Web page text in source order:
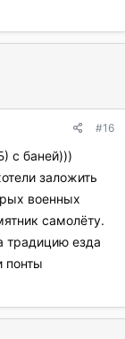
#16
с баней)))
заложить
военных
самолёту.
традицию езда
понты